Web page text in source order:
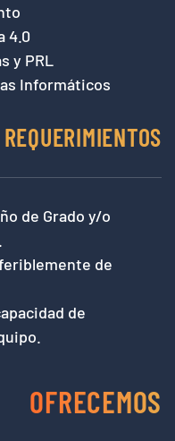
4.0
y PRL
Informáticos
REQUERIMIENTOS
de Grado y/o
de
de
OFRECEMOS